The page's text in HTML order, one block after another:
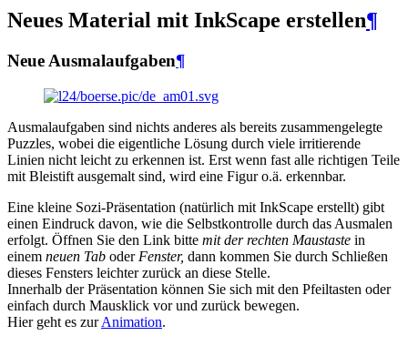
Neues Material mit InkScape erstellen¶
Neue Ausmalaufgaben¶
Ausmalaufgaben sind nichts anderes als bereits zusammengelegte
Puzzles, wobei die eigentliche Lösung durch viele irritierende
Linien nicht leicht zu erkennen ist. Erst wenn fast alle richtigen Teile
mit Bleistift ausgemalt sind, wird eine Figur o.ä. erkennbar.
Eine kleine Sozi-Präsentation (natürlich mit InkScape erstellt) gibt
einen Eindruck davon, wie die Selbstkontrolle durch das Ausmalen
erfolgt. Öffnen Sie den Link bitte mit der rechten Maustaste in
einem neuen Tab oder Fenster, dann kommen Sie durch Schließen
dieses Fensters leichter zurück an diese Stelle.
Innerhalb der Präsentation können Sie sich mit den Pfeiltasten oder
einfach durch Mausklick vor und zurück bewegen.
Hier geht es zurAnimation.